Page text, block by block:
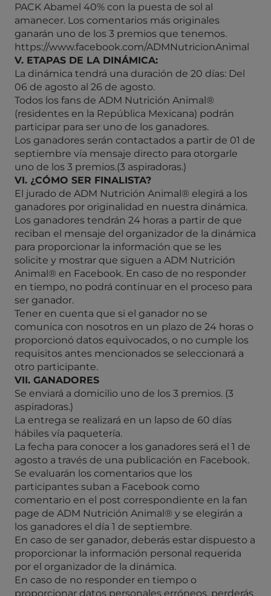
PACK Abamel 40% con la puesta de sol al
amanecer. Los comentarios más originales
ganarán uno de los 3 premios que tenemos.
https://www.facebook.com/ADMNutricionAnimal
V. ETAPAS DE LA DINÁMICA:
La dinámica tendrá una duración de 20 días: Del
06 de agosto al 26 de agosto.
Todos los fans de ADM Nutrición Animal®
(residentes en la República Mexicana) podrán
participar para ser uno de los ganadores.
Los ganadores serán contactados a partir de 01 de
septiembre vía mensaje directo para otorgarle
uno de los 3 premios.(3 aspiradoras.)
VI. ¿CÓMO SER FINALISTA?
El jurado de ADM Nutrición Animal® elegirá a los
ganadores por originalidad en nuestra dinámica.
Los ganadores tendrán 24 horas a partir de que
reciban el mensaje del organizador de la dinámica
para proporcionar la información que se les
solicite y mostrar que siguen a ADM Nutrición
Animal® en Facebook. En caso de no responder
en tiempo, no podrá continuar en el proceso para
ser ganador.
Tener en cuenta que si el ganador no se
comunica con nosotros en un plazo de 24 horas o
proporcionó datos equivocados, o no cumple los
requisitos antes mencionados se seleccionará a
otro participante.
VII. GANADORES
Se enviará a domicilio uno de los 3 premios. (3
aspiradoras.)
La entrega se realizará en un lapso de 60 días
hábiles vía paquetería.
La fecha para conocer a los ganadores será el 1 de
agosto a través de una publicación en Facebook.
Se evaluarán los comentarios que los
participantes suban a Facebook como
comentario en el post correspondiente en la fan
page de ADM Nutrición Animal® y se elegirán a
los ganadores el día 1 de septiembre.
En caso de ser ganador, deberás estar dispuesto a
proporcionar la información personal requerida
por el organizador de la dinámica.
En caso de no responder en tiempo o
proporcionar datos personales erróneos, perderás